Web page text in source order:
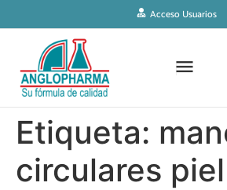
Acceso Usuarios
Etiqueta:
circulares piel